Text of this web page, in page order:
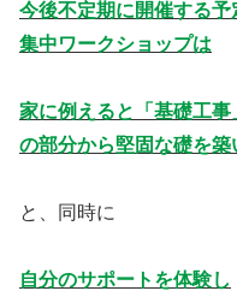
今後不定期に開催する予
集中ワークショップは
家に例えると「基礎工事
の部分から堅固な礎を築
と、同時に
自分のサポートを体験し